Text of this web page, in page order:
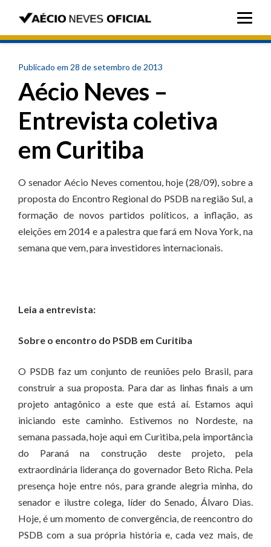
Publicado em 28 de setembro de 2013
Aécio Neves –
Entrevista coletiva
em Curitiba
O senador Aécio Neves comentou, hoje (28/09), sobre a
proposta do Encontro Regional do PSDB na região Sul, a
formação de novos partidos políticos, a inflação, as
eleições em 2014 e a palestra que fará em Nova York, na
semana que vem, para investidores internacionais.
Leia a entrevista:
Sobre o encontro do PSDB em Curitiba
O PSDB faz um conjunto de reuniões pelo Brasil, para
construir a sua proposta. Para dar as linhas finais a um
projeto antagônico a este que está aí. Estamos aqui
iniciando este caminho. Estivemos no Nordeste, na
semana passada, hoje aqui em Curitiba, pela importância
do Paraná na construção deste projeto, pela
extraordinária liderança do governador Beto Richa. Pela
presença hoje entre nós, para grande alegria minha, do
senador e ilustre colega, líder do Senado, Álvaro Dias.
Hoje, é um momento de convergência, de reencontro do
PSDB com a sua própria história e, cada vez mais, de